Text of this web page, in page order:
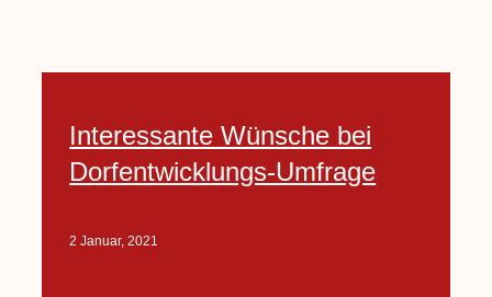
Interessante Wünsche bei
Dorfentwicklungs-Umfrage
2 Januar, 2021